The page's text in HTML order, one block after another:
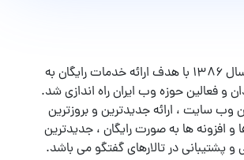
پرشین اسکریپت در سال ۱۳۸۶ با هدف ارائه خدمات رایگان به
و فعالین حوزه وب ایران راه اندازی شد.
وب سایت ، ارائه جدیدترین و بروزترین
و افزونه ها به صورت رایگان ، جدیدترین
پشتیبانی در تالارهای گفتگو می باشد.